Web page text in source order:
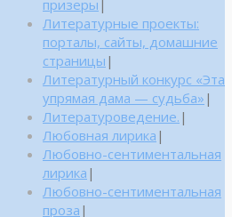
призеры |
Литературные проекты:
порталы, сайты, домашние
страницы |
Литературный конкурс «Эта
упрямая дама — судьба» |
Литературоведение. |
Любовная лирика |
Любовно-сентиментальная
лирика |
Любовно-сентиментальная
проза |